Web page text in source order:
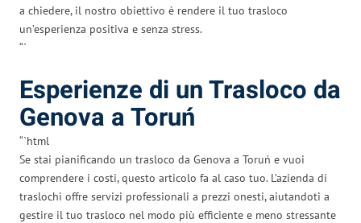
a chiedere, il nostro obiettivo è rendere il tuo trasloco
un’esperienza positiva e senza stress.
“`
Esperienze di un Trasloco da
Genova a Toruń
“`html
Se stai pianificando un trasloco da Genova a Toruń e vuoi
comprendere i costi, questo articolo fa al caso tuo. L’azienda di
traslochi offre servizi professionali a prezzi onesti, aiutandoti a
gestire il tuo trasloco nel modo più efficiente e meno stressante